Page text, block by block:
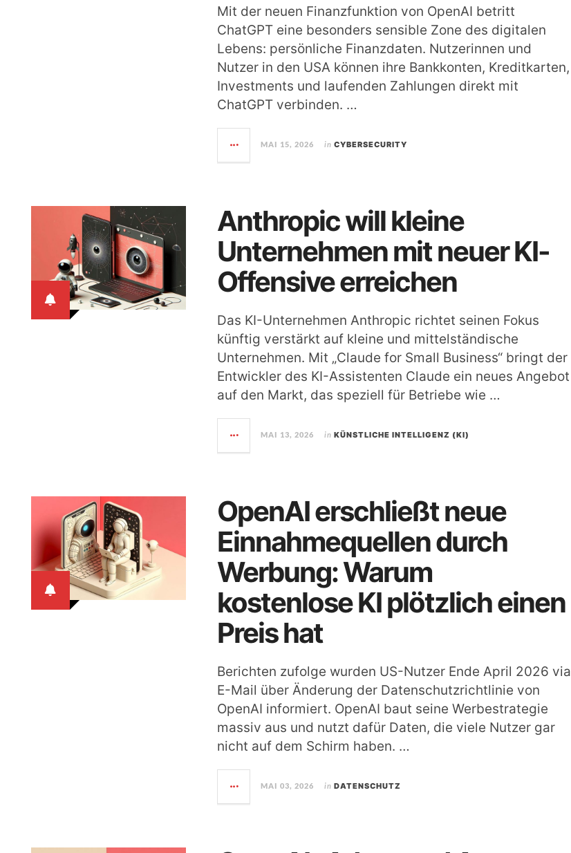
Mit der neuen Finanzfunktion von OpenAI betritt
ChatGPT eine besonders sensible Zone des digitalen
Lebens: persönliche Finanzdaten. Nutzerinnen und
Nutzer in den USA können ihre Bankkonten, Kreditkarten,
Investments und laufenden Zahlungen direkt mit
ChatGPT verbinden. …
MAI 15, 2026 in CYBERSECURITY
Anthropic will kleine
Unternehmen mit neuer KI-
Offensive erreichen
Das KI-Unternehmen Anthropic richtet seinen Fokus
künftig verstärkt auf kleine und mittelständische
Unternehmen. Mit „Claude for Small Business“ bringt der
Entwickler des KI-Assistenten Claude ein neues Angebot
auf den Markt, das speziell für Betriebe wie …
MAI 13, 2026 in KÜNSTLICHE INTELLIGENZ (KI)
OpenAI erschließt neue
Einnahmequellen durch
Werbung: Warum
kostenlose KI plötzlich einen
Preis hat
Berichten zufolge wurden US-Nutzer Ende April 2026 via
E-Mail über Änderung der Datenschutzrichtlinie von
OpenAI informiert. OpenAI baut seine Werbestrategie
massiv aus und nutzt dafür Daten, die viele Nutzer gar
nicht auf dem Schirm haben. …
MAI 03, 2026 in DATENSCHUTZ